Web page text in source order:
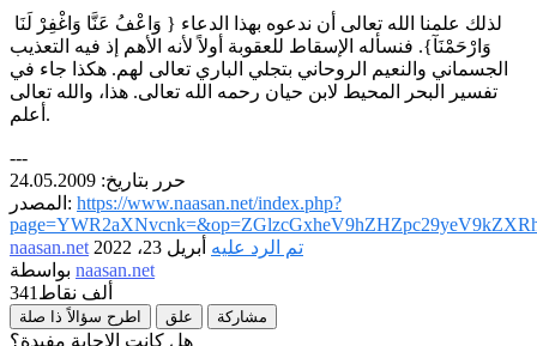
وَارْحَمْنَآ}. فنسأله الإسقاط للعقوبة أولاً لأنه الأهم إذ فيه التعذيب
الجسماني والنعيم الروحاني بتجلي الباري تعالى لهم. هكذا جاء في
تفسير البحر المحيط لابن حيان رحمه الله تعالى. هذا، والله تعالى
أعلم.
---
حرر بتاريخ: 24.05.2009
المصدر: https://www.naasan.net/index.php?
naasan.net
تم الرد عليه أبريل 23، 2022
naasan.net
341ألف نقاط
اطرح سؤالاً ذا صلة علق مشاركة
هل كانت الإجابة مفيدة؟